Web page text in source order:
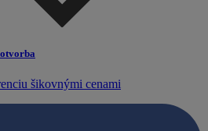
šikovnými cenami